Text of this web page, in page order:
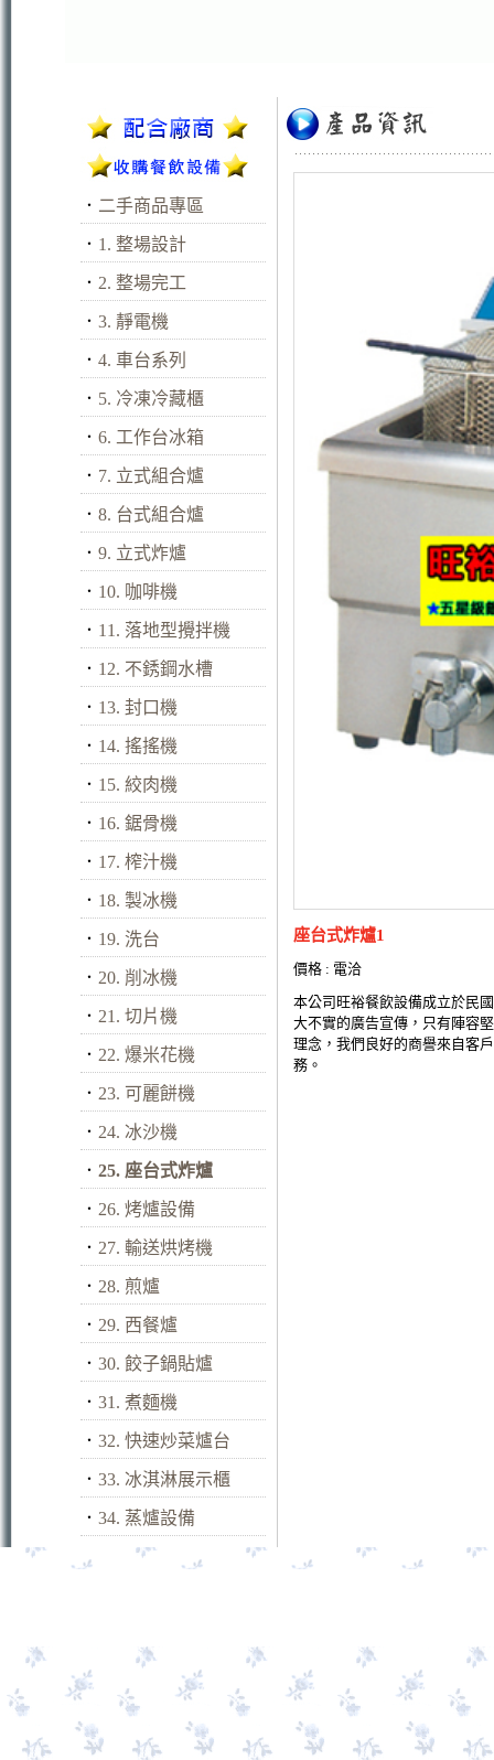
． 二手商品專區
． 1. 整場設計
． 2. 整場完工
． 3. 靜電機
． 4. 車台系列
． 5. 冷凍冷藏櫃
． 6. 工作台冰箱
． 7. 立式組合爐
． 8. 台式組合爐
． 9. 立式炸爐
． 10. 咖啡機
． 11. 落地型攪拌機
． 12. 不銹鋼水槽
． 13. 封口機
． 14. 搖搖機
． 15. 絞肉機
． 16. 鋸骨機
． 17. 榨汁機
． 18. 製冰機
． 19. 洗台
． 20. 削冰機
． 21. 切片機
． 22. 爆米花機
． 23. 可麗餅機
． 24. 冰沙機
． 25. 座台式炸爐
． 26. 烤爐設備
． 27. 輸送烘烤機
． 28. 煎爐
． 29. 西餐爐
． 30. 餃子鍋貼爐
． 31. 煮麵機
． 32. 快速炒菜爐台
． 33. 冰淇淋展示櫃
． 34. 蒸爐設備
座台式炸爐1
價格 : 電洽
本公司旺裕餐飲設備成立於民
大不實的廣告宣傳，只有陣容
理念，我們良好的商譽來自客
務。